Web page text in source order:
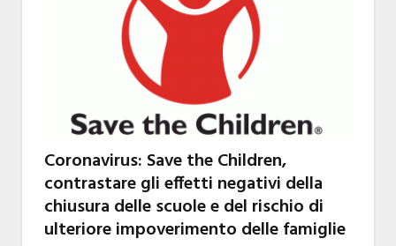
Coronavirus: Save the Children,
contrastare gli effetti negativi della
chiusura delle scuole e del rischio di
ulteriore impoverimento delle famiglie